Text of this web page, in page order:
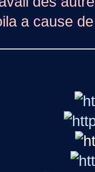
a cause